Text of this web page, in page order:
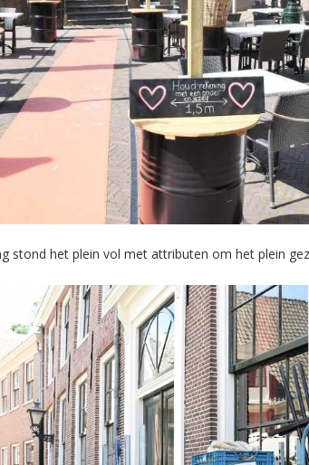
stond het plein vol met attributen om het plein